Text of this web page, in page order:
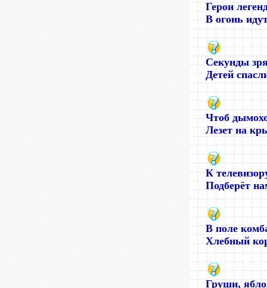
Герои
В огонь
Секунды
Детей
Чтоб
Лезет на
К
Подберёт
В поле
Хлебный
Груши,